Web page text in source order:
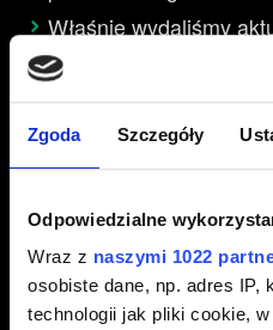
Zgoda Szczegóły
Odpowiedzialne
Wraz z naszymi 1022
osobiste dane, np. adres IP,
technologii jak pliki cookie,
Właśnie wydaliśmy
na Androida!
Nie mogę
Nie mogę uruchomić
Czy moje urządzenie
obsługiwane?
Wydajność